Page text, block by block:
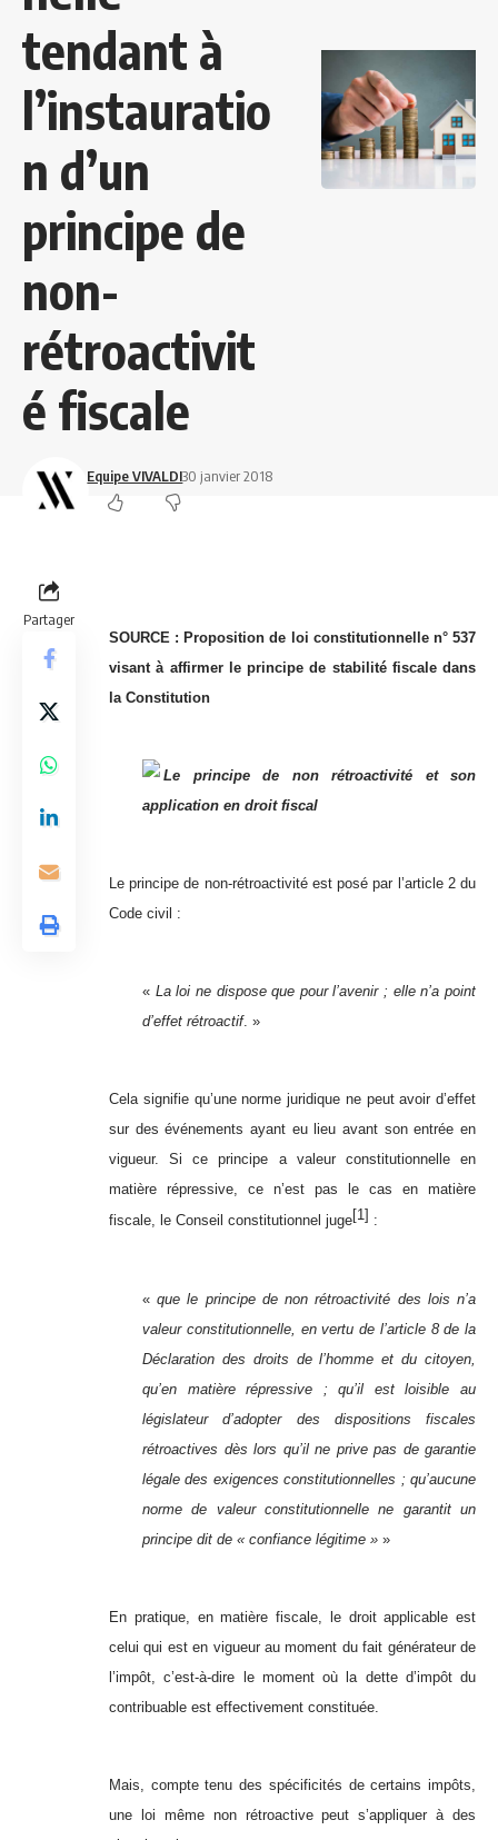
tendant à
l’instauratio
n d’un
principe de
non-
rétroactivit
é fiscale
Equipe VIVALDI30 janvier 2018
Partager
SOURCE : Proposition de loi constitutionnelle n° 537
visant à affirmer le principe de stabilité fiscale dans
la Constitution
Le principe de non rétroactivité et son
application en droit fiscal
Le principe de non-rétroactivité est posé par l’article 2 du
Code civil :
« La loi ne dispose que pour l’avenir ; elle n’a point
d’effet rétroactif. »
Cela signifie qu’une norme juridique ne peut avoir d’effet
sur des événements ayant eu lieu avant son entrée en
vigueur. Si ce principe a valeur constitutionnelle en
matière répressive, ce n’est pas le cas en matière
fiscale, le Conseil constitutionnel juge[1] :
«que le principe de non rétroactivité des lois n’a
valeur constitutionnelle, en vertu de l’article 8 de la
Déclaration des droits de l’homme et du citoyen,
qu’en matière répressive ; qu’il est loisible au
législateur d’adopter des dispositions fiscales
rétroactives dès lors qu’il ne prive pas de garantie
légale des exigences constitutionnelles ; qu’aucune
norme de valeur constitutionnelle ne garantit un
principe dit de « confiance légitime » »
En pratique, en matière fiscale, le droit applicable est
celui qui est en vigueur au moment du fait générateur de
l’impôt, c’est-à-dire le moment où la dette d’impôt du
contribuable est effectivement constituée.
Mais, compte tenu des spécificités de certains impôts,
une loi même non rétroactive peut s’appliquer à des